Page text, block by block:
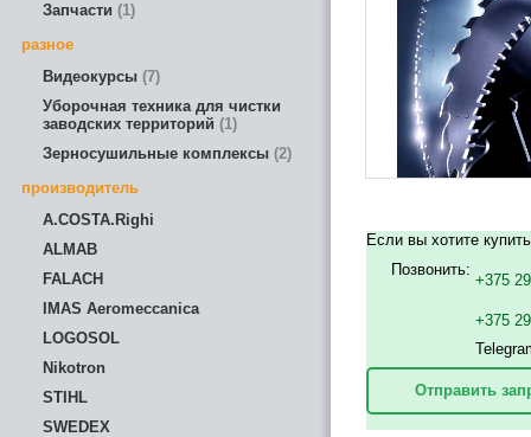
Запчасти
1
разное
Видеокурсы 7
Уборочная техника для чистки
заводских территорий
1
Зерносушильные комплексы 2
производитель
A.COSTA.Righi
ALMAB
FALACH
IMAS Aeromeccanica
LOGOSOL
Nikotron
STIHL
SWEDEX
Если вы хотите
Позвонить:
+375
+375
Отправить